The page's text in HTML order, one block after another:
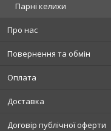
Парні келихи
Про нас
Повернення та обмін
Оплата
Доставка
Договір публічної оферти